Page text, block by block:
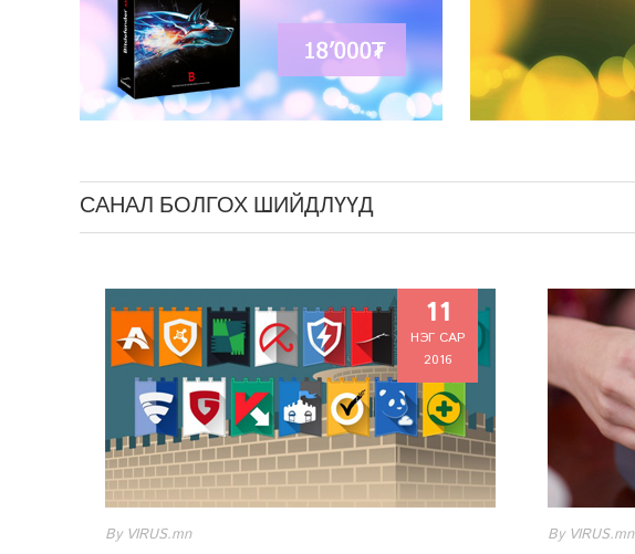
САНАЛ БОЛГОХ ШИЙДЛҮҮД
11
НЭГ САР
2016
By VIRUS.mn By VIRUS.mn